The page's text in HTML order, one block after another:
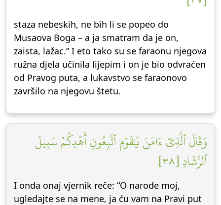
staza nebeskih, ne bih li se popeo do
Musaova Boga – a ja smatram da je on,
zaista, lažac.” I eto tako su se faraonu njegova
ružna djela učinila lijepim i on je bio odvraćen
od Pravog puta, a lukavstvo se faraonovo
završilo na njegovu štetu.
وَقَالَ ٱلَّذِيٓ ءَامَنَ يَٰقَوۡمِ ٱتَّبِعُونِ أَهۡدِكُمۡ سَبِيلَ
ٱلرَّشَادِ [٣٨]
I onda onaj vjernik reče: “O narode moj,
ugledajte se na mene, ja ću vam na Pravi put